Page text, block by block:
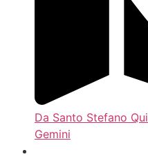
Da Santo Stefano
Gemini